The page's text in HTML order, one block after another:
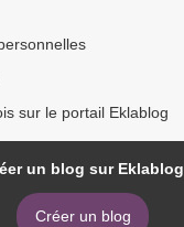
sur le portail Eklablog
un blog sur Eklablog
Créer un blog